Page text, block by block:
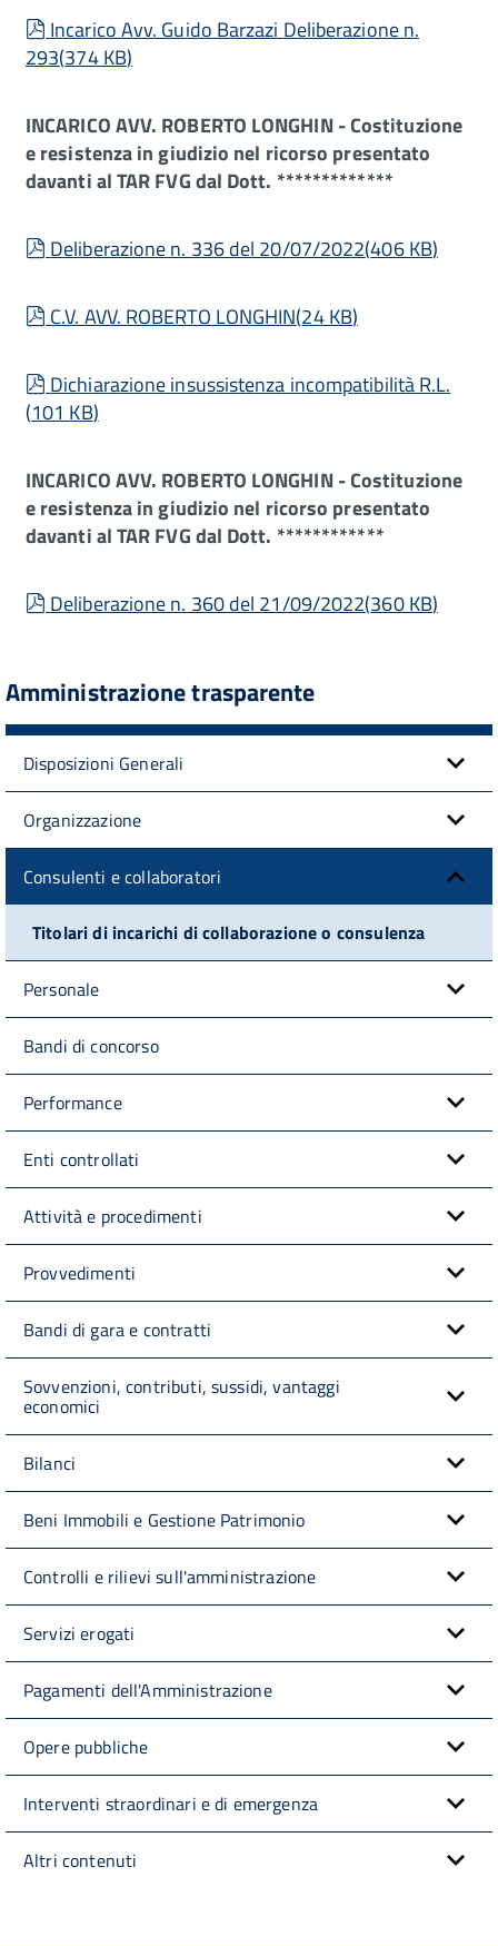
pdf
Incarico Avv. Guido Barzazi Deliberazione n.
293(374 KB)
INCARICO AVV. ROBERTO LONGHIN - Costituzione
e resistenza in giudizio nel ricorso presentato
davanti al TAR FVG dal Dott. *************
pdf
Deliberazione n. 336 del 20/07/2022(406 KB)
pdf
C.V. AVV. ROBERTO LONGHIN(24 KB)
pdf
Dichiarazione insussistenza incompatibilità R.L.
(101 KB)
INCARICO AVV. ROBERTO LONGHIN - Costituzione
e resistenza in giudizio nel ricorso presentato
davanti al TAR FVG dal Dott. ************
pdf
Deliberazione n. 360 del 21/09/2022(360 KB)
Amministrazione trasparente
Disposizioni Generali
Organizzazione
Consulenti e collaboratori
Titolari di incarichi di collaborazione o consulenza
Personale
Bandi di concorso
Performance
Enti controllati
Attività e procedimenti
Provvedimenti
Bandi di gara e contratti
Sovvenzioni, contributi, sussidi, vantaggi
economici
Bilanci
Beni Immobili e Gestione Patrimonio
Controlli e rilievi sull'amministrazione
Servizi erogati
Pagamenti dell'Amministrazione
Opere pubbliche
Interventi straordinari e di emergenza
Altri contenuti